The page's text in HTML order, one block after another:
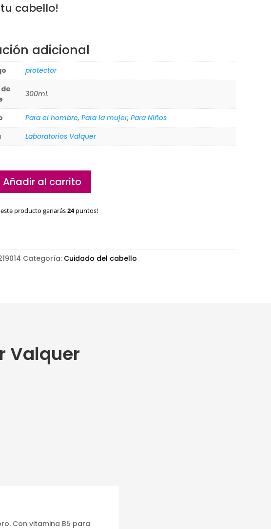
tu cabello!
adicional
protector
300ml.
Para el hombre, Para la mujer, Para Niños
Laboratorios Valquer
Añadir al carrito
este producto ganarás24puntos!
Categoría: Cuidado del cabello
Valquer
Con vitamina B5 para